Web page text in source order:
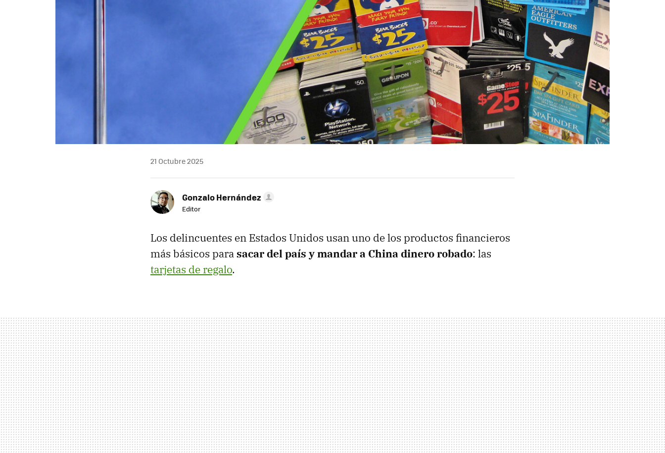
21 Octubre 2025
Gonzalo Hernández
Editor
Los delincuentes en Estados Unidos usan uno de los productos financieros
más básicos parasacar del país y mandar a China dinero robado: las
tarjetas de regalo.